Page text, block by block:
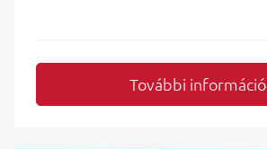
További